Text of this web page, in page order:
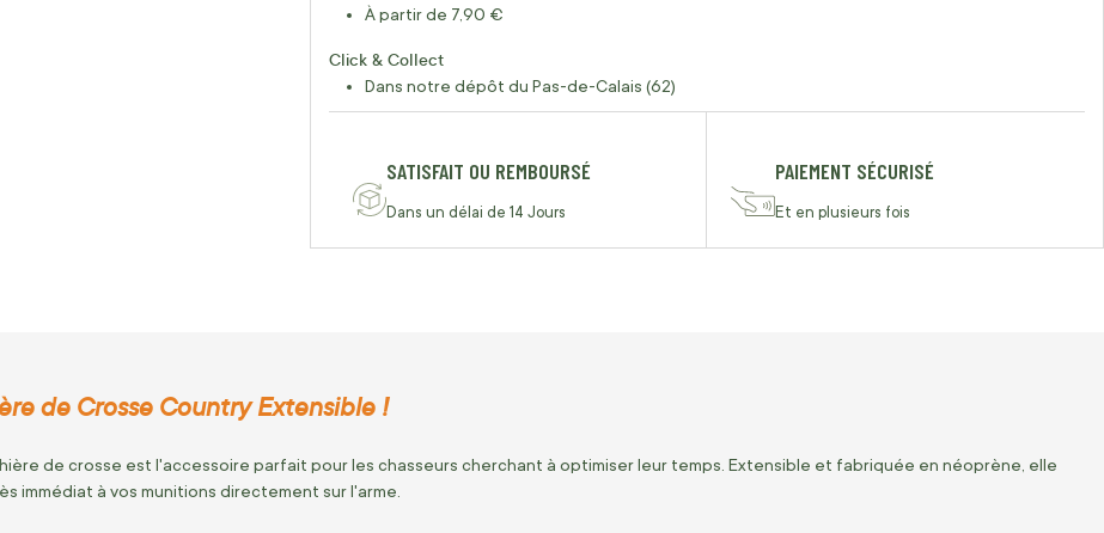
À partir de 7,90 €
Click & Collect
Dans notre dépôt du Pas-de-Calais (62)
SATISFAIT OU REMBOURSÉ
Dans un délai de 14 Jours
PAIEMENT SÉCURISÉ
Et en plusieurs fois
de Crosse Country Extensible !
de crosse est l'accessoire parfait pour les chasseurs cherchant à optimiser leur temps. Extensible et fabriquée en néoprène, elle
immédiat à vos munitions directement sur l'arme.